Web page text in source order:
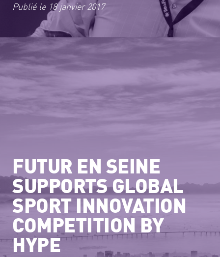
Publié le 18 janvier 2017
FUTUR EN SEINE
SUPPORTS GLOBAL
SPORT INNOVATION
COMPETITION BY
HYPE